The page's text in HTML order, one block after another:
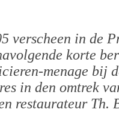
verscheen in de
korte
menage bij
in den omtrek
restaurateur Th.